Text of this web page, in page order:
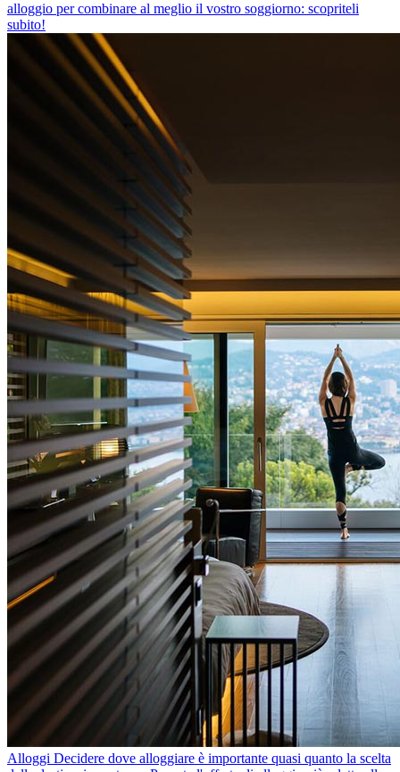
alloggio per combinare al meglio il vostro soggiorno: scopriteli
subito!
Alloggi Decidere dove alloggiare è importante quasi quanto la scelta